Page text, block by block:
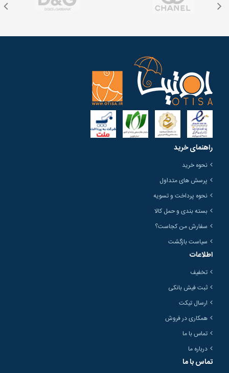
راهنمای خرید
نحوه خرید
پرسش های متداول
نحوه پرداخت و تسویه
بسته بندی و حمل کالا
سفارش من کجاست؟
سیاست بازگشت
اطلاعات
تخفیف
ثبت فیش بانکی
ارسال تیکت
همکاری در فروش
تماس با ما
درباره ما
تماس با ما